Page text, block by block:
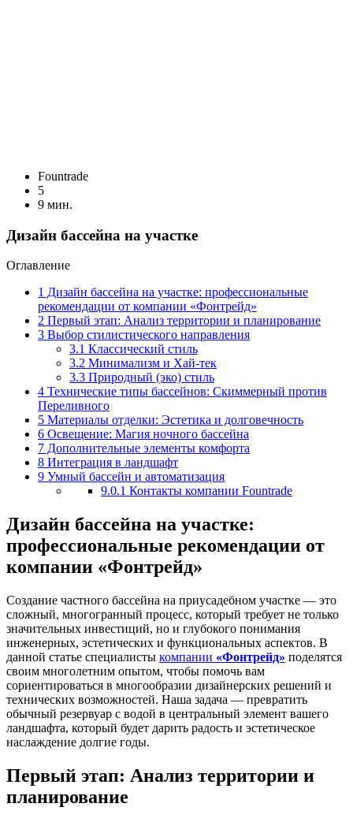
Fоuntrade
5
9 мин.
Дизайн бассейна на участке
Оглавление
1 Дизайн бассейна на участке: профессиональные
рекомендации от компании «Фонтрейд»
2 Первый этап: Анализ территории и планирование
3 Выбор стилистического направления
3.1 Классический стиль
3.2 Минимализм и Хай-тек
3.3 Природный (эко) стиль
4 Технические типы бассейнов: Скиммерный против
Переливного
5 Материалы отделки: Эстетика и долговечность
6 Освещение: Магия ночного бассейна
7 Дополнительные элементы комфорта
8 Интеграция в ландшафт
9 Умный бассейн и автоматизация
9.0.1 Контакты компании Fountrade
Дизайн бассейна на участке:
профессиональные рекомендации от
компании «Фонтрейд»
Создание частного бассейна на приусадебном участке — это
сложный, многогранный процесс, который требует не только
значительных инвестиций, но и глубокого понимания
инженерных, эстетических и функциональных аспектов. В
данной статье специалисты компании «Фонтрейд» поделятся
своим многолетним опытом, чтобы помочь вам
сориентироваться в многообразии дизайнерских решений и
технических возможностей. Наша задача — превратить
обычный резервуар с водой в центральный элемент вашего
ландшафта, который будет дарить радость и эстетическое
наслаждение долгие годы.
Первый этап: Анализ территории и
планирование